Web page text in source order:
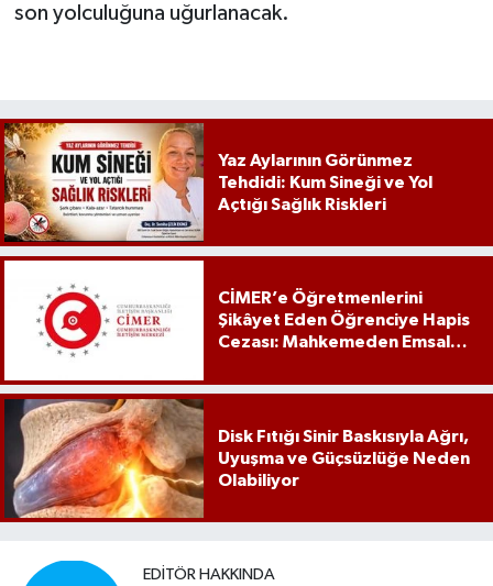
son yolculuğuna uğurlanacak.
Yaz Aylarının Görünmez
Tehdidi: Kum Sineği ve Yol
Açtığı Sağlık Riskleri
CİMER’e Öğretmenlerini
Şikâyet Eden Öğrenciye Hapis
Cezası: Mahkemeden Emsal
Disk Fıtığı Sinir Baskısıyla Ağrı,
Uyuşma ve Güçsüzlüğe Neden
Olabiliyor
EDITÖR HAKKINDA